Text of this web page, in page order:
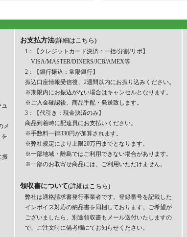
ュ
メ
を
振
お支払方法(詳細はこちら)
1：【クレジットカード決済：一括/分割/リボ】
VISA/MASTER/DINERS/JCB/AMEX等
2：【銀行振込：常陽銀行】
振込口座情報受信後、2週間以内にお振り込みください。
※期限内にお振込がない場合はキャンセルとなります。
※ご入金確認後、商品手配・発送致します。
3：【代引き：現金決済のみ】
商品到着時に配達員にお支払いください。
※手数料一律330円が加算されます。
※弊社規定により上限20万円までとなります。
※一部地域・離島ではご利用できない場合があります。
※一部のお取寄せ商品には、ご利用いただけません。
領収書について(詳細はこちら)
弊社は適格請求書発行事業者です。登録番号を記載した
インボイス対応の納品書を同梱しております。ご希望が
ございましたら、別途領収書もメール送付いたしますの
で、ご注文時に備考欄にてお知らせください。